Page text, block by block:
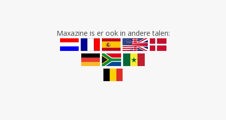
Maxazine is er ook in andere talen: